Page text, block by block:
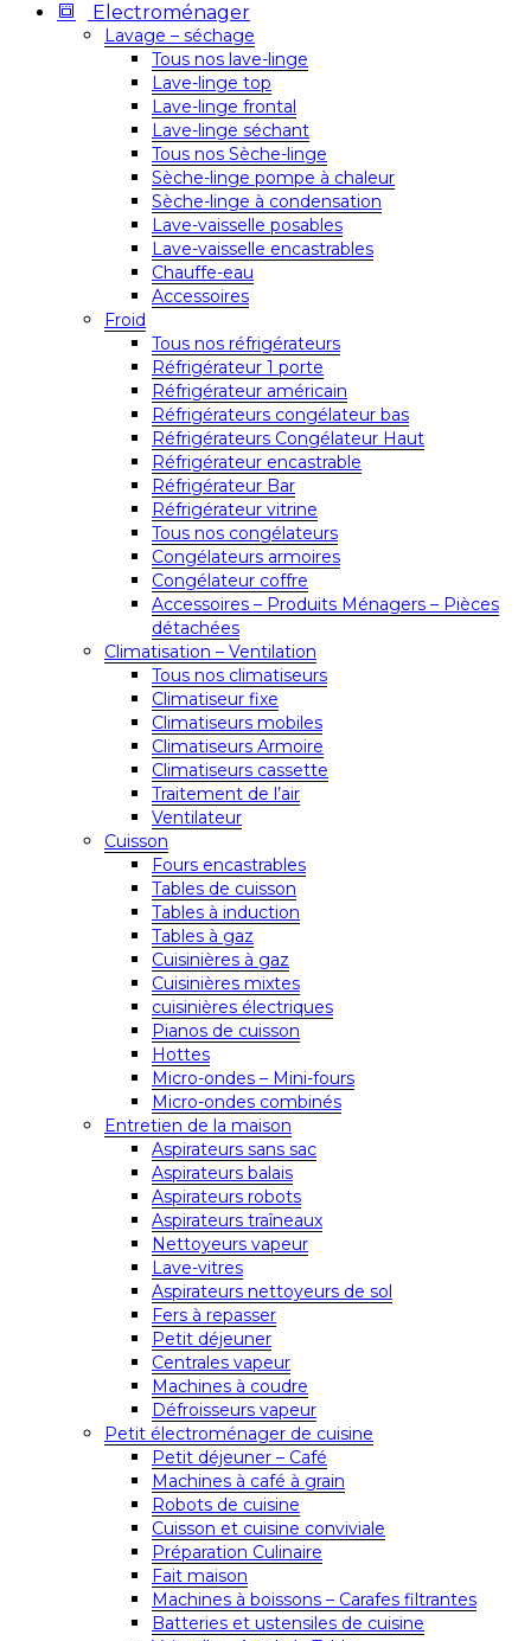
Electroménager
Lavage – séchage
Tous nos lave-linge
Lave-linge top
Lave-linge frontal
Lave-linge séchant
Tous nos Sèche-linge
Sèche-linge pompe à chaleur
Sèche-linge à condensation
Lave-vaisselle posables
Lave-vaisselle encastrables
Chauffe-eau
Accessoires
Froid
Tous nos réfrigérateurs
Réfrigérateur 1 porte
Réfrigérateur américain
Réfrigérateurs congélateur bas
Réfrigérateurs Congélateur Haut
Réfrigérateur encastrable
Réfrigérateur Bar
Réfrigérateur vitrine
Tous nos congélateurs
Congélateurs armoires
Congélateur coffre
Accessoires – Produits Ménagers – Pièces
détachées
Climatisation – Ventilation
Tous nos climatiseurs
Climatiseur fixe
Climatiseurs mobiles
Climatiseurs Armoire
Climatiseurs cassette
Traitement de l’air
Ventilateur
Cuisson
Fours encastrables
Tables de cuisson
Tables à induction
Tables à gaz
Cuisinières à gaz
Cuisinières mixtes
cuisinières électriques
Pianos de cuisson
Hottes
Micro-ondes – Mini-fours
Micro-ondes combinés
Entretien de la maison
Aspirateurs sans sac
Aspirateurs balais
Aspirateurs robots
Aspirateurs traîneaux
Nettoyeurs vapeur
Lave-vitres
Aspirateurs nettoyeurs de sol
Fers à repasser
Petit déjeuner
Centrales vapeur
Machines à coudre
Défroisseurs vapeur
Petit électroménager de cuisine
Petit déjeuner – Café
Machines à café à grain
Robots de cuisine
Cuisson et cuisine conviviale
Préparation Culinaire
Fait maison
Machines à boissons – Carafes filtrantes
Batteries et ustensiles de cuisine